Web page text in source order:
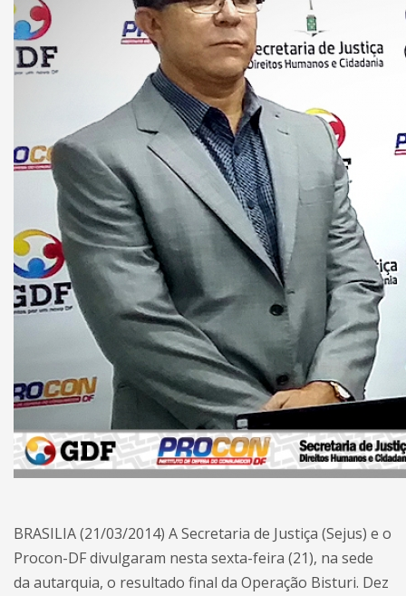
BRASILIA (21/03/2014) A Secretaria de Justiça (Sejus) e o
Procon-DF divulgaram nesta sexta-feira (21), na sede
da autarquia, o resultado final da Operação Bisturi. Dez